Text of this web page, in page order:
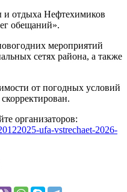
и отдыха Нефтехимиков
обещаний».
мероприятий
сетях района, а также
от погодных условий
организаторов:
ufa-vstrechaet-2026-